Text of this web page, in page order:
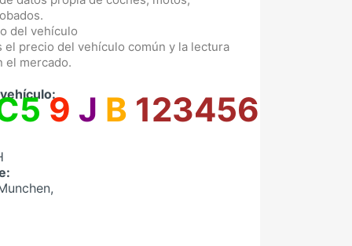
del vehículo
el precio del vehículo común y la lectura
el mercado.
9 J B 123456